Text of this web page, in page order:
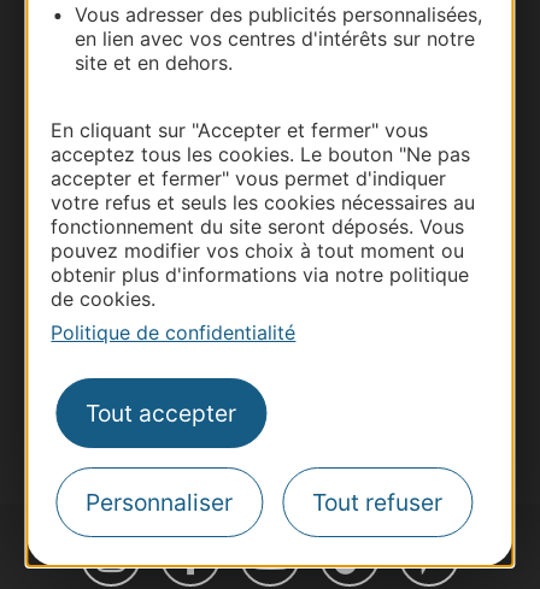
Vous adresser des publicités personnalisées,
en lien avec vos centres d'intérêts sur notre
site et en dehors.
En cliquant sur "Accepter et fermer" vous
acceptez tous les cookies. Le bouton "Ne pas
accepter et fermer" vous permet d'indiquer
votre refus et seuls les cookies nécessaires au
fonctionnement du site seront déposés. Vous
pouvez modifier vos choix à tout moment ou
obtenir plus d'informations via notre politique
de cookies.
Politique de confidentialité
Tout accepter
Personnaliser Tout refuser
Thermalisme
Business/Mice
Pros d'Occitanie
Site presse et d'influence
Voyagistes
Destination Sport
Inscrivez-vous à la lettre d'information
suggestions de séjours, de visites et de sorties.
Je m'abonne